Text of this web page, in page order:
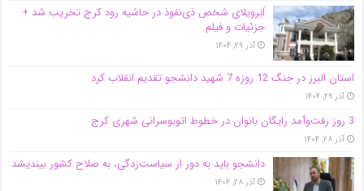
اَبَر‌ویلای شخص ذی‌نفوذ در حاشیه‌ رود کرج تخریب شد +
جزئیات و فیلم
آذر ۲۹, ۱۴۰۴
استان البرز در جنگ 12 روزه 7 شهید دانشجو تقدیم انقلاب کرد
آذر ۲۹, ۱۴۰۴
3 روز رفت‌وآمد رایگان بانوان در خطوط اتوبوسرانی شهری کرج
آذر ۲۸, ۱۴۰۴
دانشجو باید به دور از سیاست‌زدگی، به صلاح کشور بیندیشد
آذر ۲۸, ۱۴۰۴